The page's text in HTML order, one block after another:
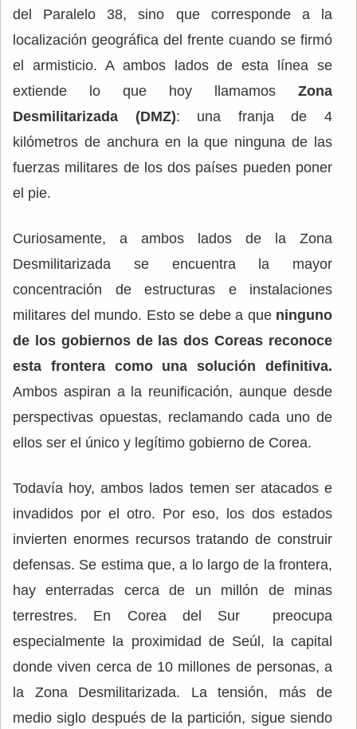
del Paralelo 38, sino que corresponde a la
localización geográfica del frente cuando se firmó
el armisticio. A ambos lados de esta línea se
extiende lo que hoy llamamos Zona
Desmilitarizada (DMZ): una franja de 4
kilómetros de anchura en la que ninguna de las
fuerzas militares de los dos países pueden poner
el pie.
Curiosamente, a ambos lados de la Zona
Desmilitarizada se encuentra la mayor
concentración de estructuras e instalaciones
militares del mundo. Esto se debe a queninguno
de los gobiernos de las dos Coreas reconoce
esta frontera como una solución definitiva.
Ambos aspiran a la reunificación, aunque desde
perspectivas opuestas, reclamando cada uno de
ellos ser el único y legítimo gobierno de Corea.
Todavía hoy, ambos lados temen ser atacados e
invadidos por el otro. Por eso, los dos estados
invierten enormes recursos tratando de construir
defensas. Se estima que, a lo largo de la frontera,
hay enterradas cerca de un millón de minas
terrestres. En Corea del Sur preocupa
especialmente la proximidad de Seúl, la capital
donde viven cerca de 10 millones de personas, a
la Zona Desmilitarizada. La tensión, más de
medio siglo después de la partición, sigue siendo